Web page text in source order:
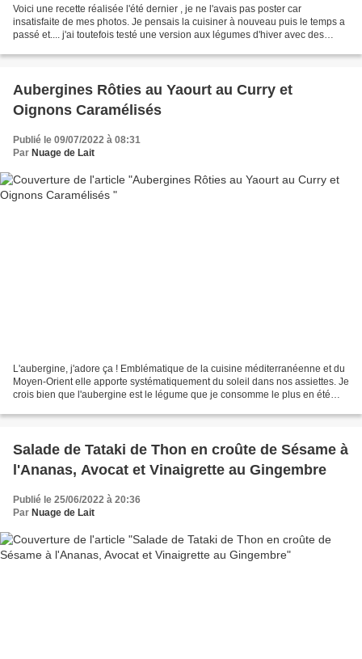
Voici une recette réalisée l'été dernier , je ne l'avais pas poster car
insatisfaite de mes photos. Je pensais la cuisiner à nouveau puis le temps a
passé et.... j'ai toutefois testé une version aux légumes d'hiver avec des
Aubergines Rôties au Yaourt au Curry et
Oignons Caramélisés
Publié le 09/07/2022 à 08:31
Par Nuage de Lait
L'aubergine, j'adore ça ! Emblématique de la cuisine méditerranéenne et du
Moyen-Orient elle apporte systématiquement du soleil dans nos assiettes. Je
crois bien que l'aubergine est le légume que je consomme le plus en été
Salade de Tataki de Thon en croûte de Sésame à
l'Ananas, Avocat et Vinaigrette au Gingembre
Publié le 25/06/2022 à 20:36
Par Nuage de Lait